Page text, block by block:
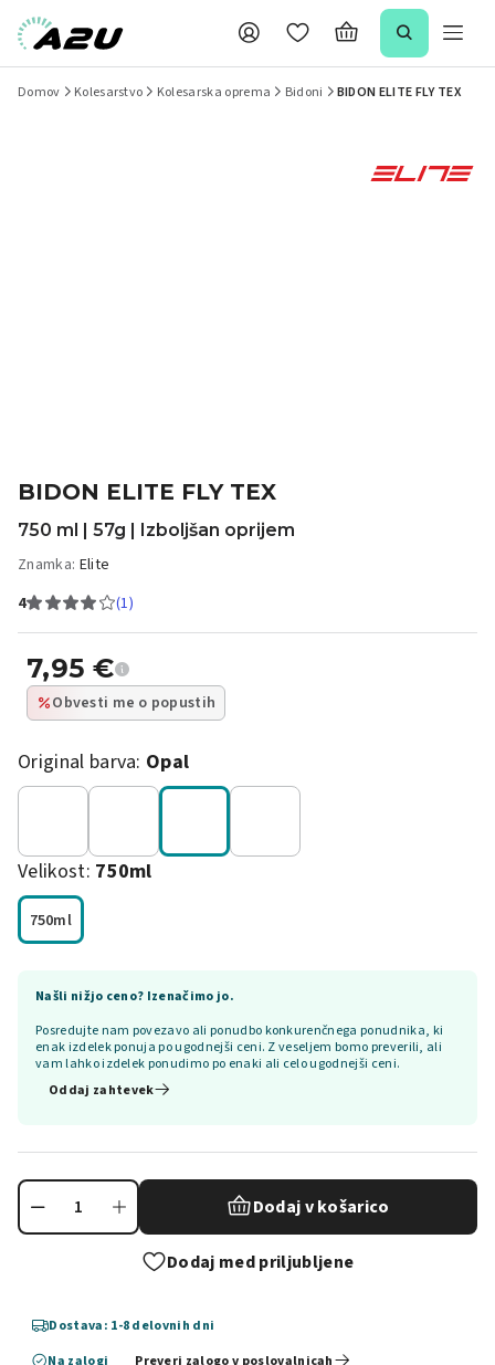
Domov Kolesarstvo Kolesarska oprema Bidoni BIDON ELITE FLY TEX
BIDON ELITE FLY TEX
750 ml | 57g | Izboljšan oprijem
Znamka: Elite
4
(1)
7,95 €
Obvesti me o popustih
Original barva: Opal
Velikost: 750ml
750ml
Našli nižjo ceno? Izenačimo jo.
Posredujte nam povezavo ali ponudbo konkurenčnega ponudnika, ki
enak izdelek ponuja po ugodnejši ceni. Z veseljem bomo preverili, ali
vam lahko izdelek ponudimo po enaki ali celo ugodnejši ceni.
Oddaj zahtevek
Dodaj v košarico
Dodaj med priljubljene
Dostava: 1-8 delovnih dni
Na zalogi
Preveri zalogo v poslovalnicah